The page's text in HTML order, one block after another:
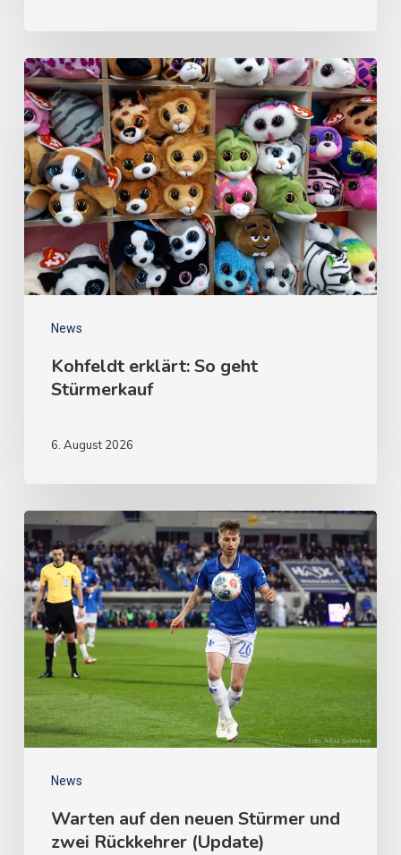
News
Kohfeldt erklärt: So geht
Stürmerkauf
6. August 2026
News
Warten auf den neuen Stürmer und
zwei Rückkehrer (Update)